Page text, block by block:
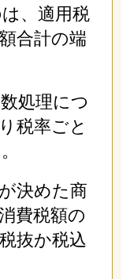
、適用税
合計の端
処理につ
税率ごと
決めた商
費税額の
抜か税込